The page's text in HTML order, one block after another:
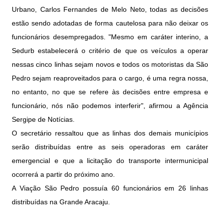
Urbano, Carlos Fernandes de Melo Neto, todas as decisões
estão sendo adotadas de forma cautelosa para não deixar os
funcionários desempregados. "Mesmo em caráter interino, a
Sedurb estabelecerá o critério de que os veículos a operar
nessas cinco linhas sejam novos e todos os motoristas da São
Pedro sejam reaproveitados para o cargo, é uma regra nossa,
no entanto, no que se refere às decisões entre empresa e
funcionário, nós não podemos interferir", afirmou a Agência
Sergipe de Notícias.
O secretário ressaltou que as linhas dos demais municípios
serão distribuídas entre as seis operadoras em caráter
emergencial e que a licitação do transporte intermunicipal
ocorrerá a partir do próximo ano.
A Viação São Pedro possuía 60 funcionários em 26 linhas
distribuídas na Grande Aracaju.